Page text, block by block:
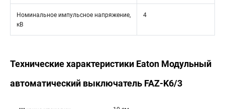
Номинальное импульсное напряжение,
кВ
4
Технические характеристики Eaton Модульный
автоматический выключатель FAZ-K6/3